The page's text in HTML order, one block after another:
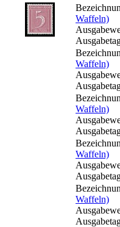
Waffeln)
Waffeln)
Waffeln)
Waffeln)
Waffeln)